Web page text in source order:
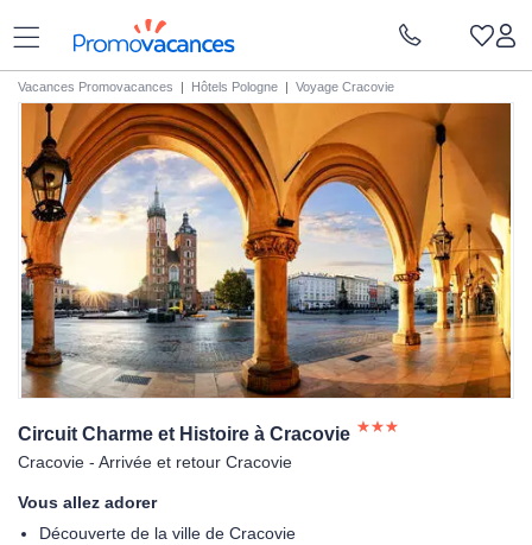
Vacances Promovacances | Hôtels Pologne | Voyage Cracovie
Circuit Charme et Histoire à Cracovie
Cracovie - Arrivée et retour Cracovie
Vous allez adorer
Découverte de la ville de Cracovie